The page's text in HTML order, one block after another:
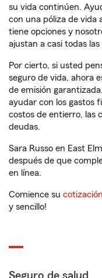
su vida continúen.
con una póliza de vida
tiene opciones y
ajustan a casi todas
Por cierto, si usted
seguro de vida, ahora
de emisión
ayudar con los gastos
costos de entierro, las
deudas.
Sara Russo en East
después de que
en línea.
Comience su
y sencillo!
Seguro de salud